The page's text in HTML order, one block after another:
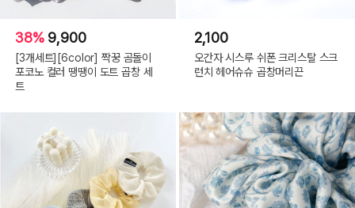
38% 9,900
[3개세트][6color] 짝꿍 곰돌이
포코노 컬러 땡땡이 도트 곱창 세
트
2,100
오간자 시스루 쉬폰 크리스탈 스크
런치 헤어슈슈 곱창머리끈